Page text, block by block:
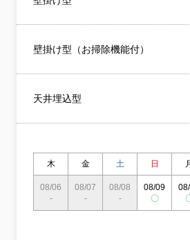
いがするなどありまし
壁掛け型（お掃除機能付）
天井埋込型
木 金 土 日
08/06
-
08/07
-
08/08
-
08/09
〇